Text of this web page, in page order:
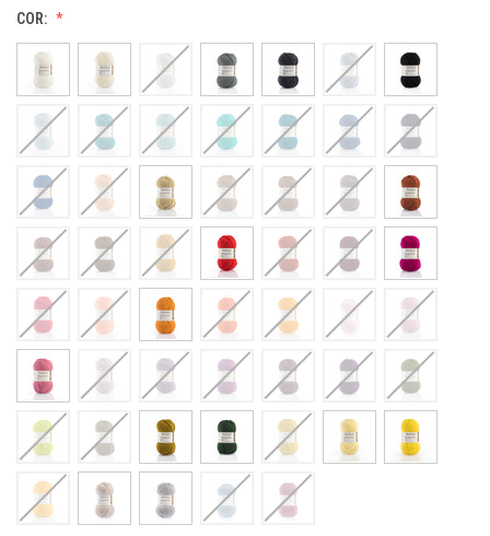
COR: